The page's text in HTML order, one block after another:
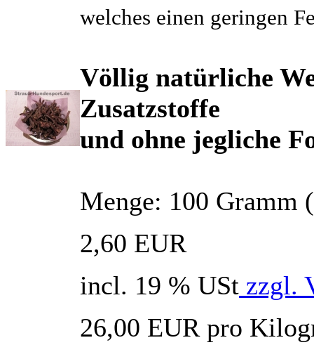
welches einen geringen
Völlig natürliche
Zusatzstoffe
und ohne jegliche
Menge: 100 Gramm
2,60 EUR
incl. 19 % USt zzgl.
26,00 EUR pro